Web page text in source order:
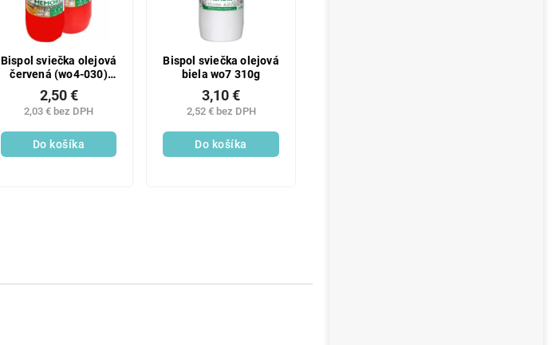
Bispol sviečka olejová
červená (wo4-030)
225g
2,03 € bez DPH
2,50 €
Do košíka
Bispol sviečka olejová
biela wo7 310g
2,52 € bez DPH
3,10 €
Do košíka